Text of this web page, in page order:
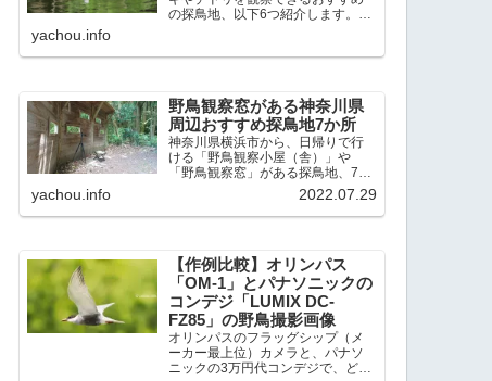
の探鳥地、以下6つ紹介します。こ
感じた探鳥地です。ふなばし三番
yachou.info
野鳥観察窓がある神奈川県
周辺おすすめ探鳥地7か所
神奈川県横浜市から、日帰りで行
ける「野鳥観察小屋（舎）」や
「野鳥観察窓」がある探鳥地、7か
所を紹介します。どこもオススメ
の探鳥地です。実際に訪れてみる
と、野山にいる野鳥、海や湖にい
yachou.info 2022.07.29
【作例比較】オリンパス
「OM-1」とパナソニックの
コンデジ「LUMIX DC-
FZ85」の野鳥撮影画像
オリンパスのフラッグシップ（メ
ーカー最上位）カメラと、パナソ
ニックの3万円代コンデジで、どの